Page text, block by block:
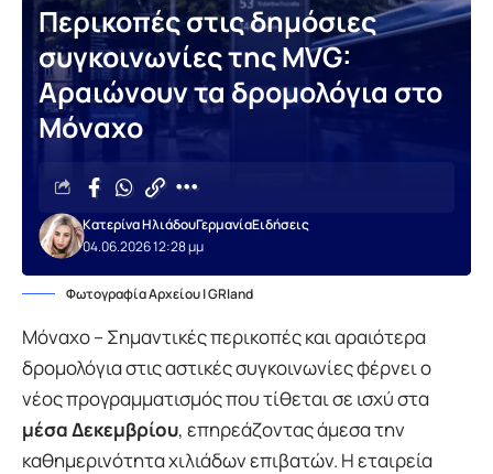
Περικοπές στις δημόσιες
συγκοινωνίες της MVG:
Αραιώνουν τα δρομολόγια στο
Μόναχο
04.06.2026 12:28 μμ
Κατερίνα ΗλιάδουΓερμανίαΕιδήσεις
Φωτογραφία Αρχείου | GRland
Μόναχο – Σημαντικές περικοπές και αραιότερα
δρομολόγια στις αστικές συγκοινωνίες φέρνει ο
νέος προγραμματισμός που τίθεται σε ισχύ στα
μέσα Δεκεμβρίου, επηρεάζοντας άμεσα την
καθημερινότητα χιλιάδων επιβατών. Η εταιρεία